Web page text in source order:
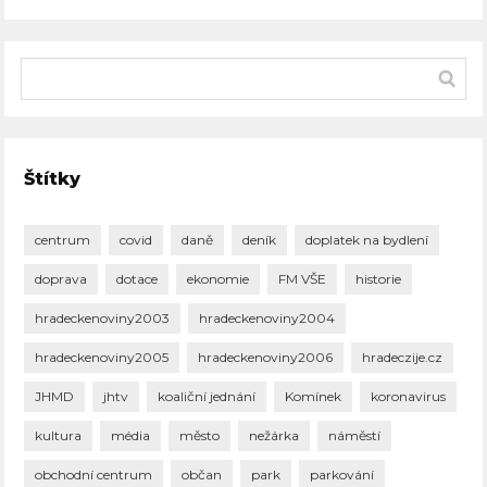
Štítky
centrum covid daně deník doplatek na bydlení
doprava dotace ekonomie FM VŠE historie
hradeckenoviny2003 hradeckenoviny2004
hradeckenoviny2005 hradeckenoviny2006 hradeczije.cz
JHMD jhtv koaliční jednání Komínek koronavirus
kultura média město nežárka náměstí
obchodní centrum občan park parkování